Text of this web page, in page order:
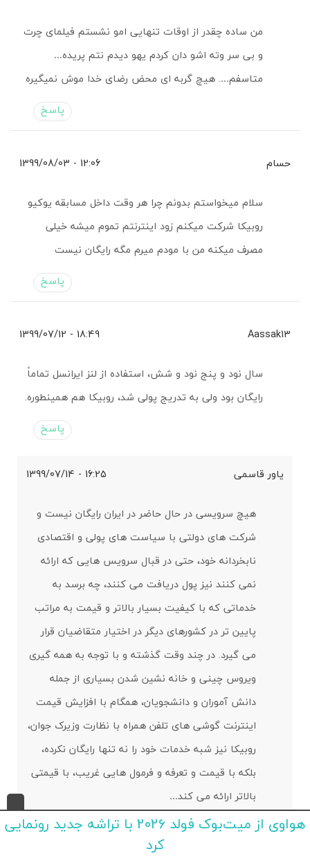
من ساده چقدر از اوقات تنهایی امو نشستم فیلمای چرت
و بی سر وته اشو دان کردم یهو دیدم نتم پریده…
متاسفم…. هیچ گربه ای محض رضای خدا موش نمیگیره
پاسخ
حسام 12:06 - 1399/08/03
سلام میخواستم بدونم چرا هر وقت داخل مسابقه یوکیو
روبیکا شرکت میکنم زود اینترنتم تموم میشه خیلی
مصرف میکنه من با مودم میرم مگه رایگان نیست
پاسخ
Aassak13
18:49 - 1399/07/12
سال نود و پنج نود و شش، استفاده از لنز ایرانسل تماماً
رایگان بود ولی به تدریج پولی شد، روبیکا هم همینطوره.
پاسخ
یاور قاسمی 16:25 - 1399/07/14
هیچ سرویسی در حال حاضر در ایران رایگان نیست و
شرکت های دولتی با سیاست های پولی و اقتصادی
نابخردانه خود، حتی در قبال سرویس هایی که ارائه
نمی کنند نیز پول دریافت می کنند، چه برسد به
خدماتی که با کیفیت بسیار بالاتر و قیمت به مراتب
پایین تر در کشورهای دیگر در اختیار متقاضیان قرار
می گیرد. در چند وقت گذشته و با توجه به همه گیری
ویروس چینی و خانه نشین شدن بسیاری از جمله
دانش آموران و دانشجویان، همگام با افزایش قیمت
اینترنت گوشی های تلفن همراه با نظارت وزیرک جوان،
روبیکا نیز شبه خدمات خود را نه تنها رایگان نکرده،
بلکه با قیمت و تعرفه و فرمول هایی غریب، با قیمتی
بالاتر ارائه می کند…
پاسخ
هواوی از میت‌بوک فولد 2026 با تراشه جدید رونمایی
کرد